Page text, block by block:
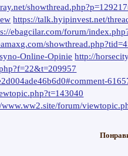
https://talk.hyipinvest.net/
ebagcilar.com/forum/
Online-Opinie http://
www.ww2.site/forum/